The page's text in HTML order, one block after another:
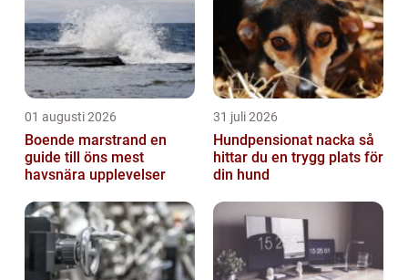
01 augusti 2026
Boende marstrand en
guide till öns mest
havsnära upplevelser
31 juli 2026
Hundpensionat nacka så
hittar du en trygg plats för
din hund